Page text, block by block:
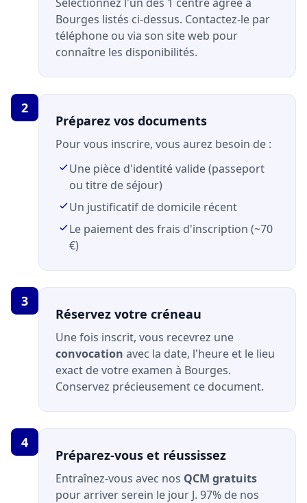
Bourges listés ci-dessus. Contactez-le par
téléphone ou via son site web pour
connaître les disponibilités.
2
Préparez vos documents
Pour vous inscrire, vous aurez besoin de :
Une pièce d'identité valide (passeport
ou titre de séjour)
Un justificatif de domicile récent
Le paiement des frais d'inscription (~70
€)
3
Réservez votre créneau
Une fois inscrit, vous recevrez une
convocation avec la date, l'heure et le lieu
exact de votre examen à Bourges.
Conservez précieusement ce document.
4
Préparez-vous et réussissez
Entraînez-vous avec nos QCM gratuits
pour arriver serein le jour J. 97% de nos